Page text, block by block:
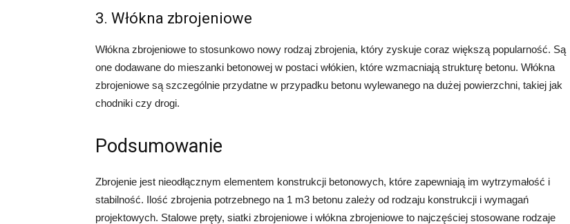
3. Włókna zbrojeniowe
Włókna zbrojeniowe to stosunkowo nowy rodzaj zbrojenia, który zyskuje coraz większą popularność. Są
one dodawane do mieszanki betonowej w postaci włókien, które wzmacniają strukturę betonu. Włókna
zbrojeniowe są szczególnie przydatne w przypadku betonu wylewanego na dużej powierzchni, takiej jak
chodniki czy drogi.
Podsumowanie
Zbrojenie jest nieodłącznym elementem konstrukcji betonowych, które zapewniają im wytrzymałość i
stabilność. Ilość zbrojenia potrzebnego na 1 m3 betonu zależy od rodzaju konstrukcji i wymagań
projektowych. Stalowe pręty, siatki zbrojeniowe i włókna zbrojeniowe to najczęściej stosowane rodzaje